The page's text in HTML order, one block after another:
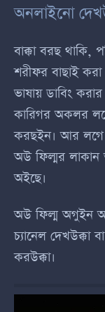
অনলাইনো
বাক্কা বরছ থাকি,
শরীফর বাছাই
ভাষায় ডাবিং
কারিগর অকলর
করছইন। আর লগে
অউ ফিল্মর লাকান
অইছে।
অউ ফিল্ম অগুইন
চ্যানেল দেখউক্কা
করউক্কা।